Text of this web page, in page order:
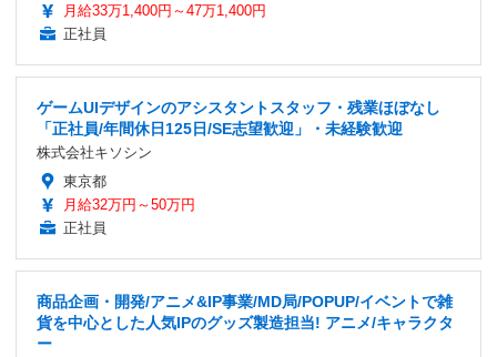
月給33万1,400円～47万1,400円
正社員
ゲームUIデザインのアシスタントスタッフ・残業ほぼなし
「正社員/年間休日125日/SE志望歓迎」・未経験歓迎
株式会社キソシン
東京都
月給32万円～50万円
正社員
商品企画・開発/アニメ&IP事業/MD局/POPUP/イベントで雑
貨を中心とした人気IPのグッズ製造担当! アニメ/キャラクタ
ー